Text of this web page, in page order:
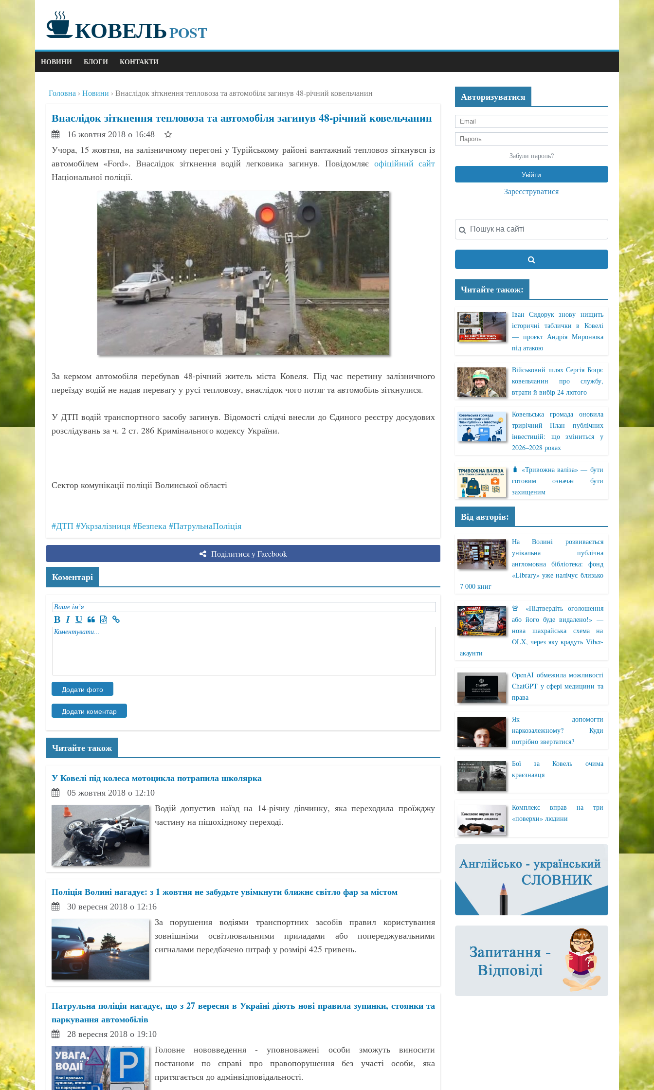
КОВЕЛЬPOST
НОВИНИ БЛОГИ КОНТАКТИ
Головна Новини Внаслідок зіткнення тепловоза та автомобіля загинув 48-річний ковельчанин
Внаслідок зіткнення тепловоза та автомобіля загинув 48-річний ковельчанин
16 жовтня 2018 о 16:48
Учора, 15 жовтня, на залізничному перегоні у Турійському районі вантажний тепловоз зіткнувся із
автомобілем «Ford». Внаслідок зіткнення водій легковика загинув. Повідомляє офіційний сайт
Національної поліції.
За кермом автомобіля перебував 48-річний житель міста Ковеля. Під час перетину залізничного
переїзду водій не надав перевагу у русі тепловозу, внаслідок чого потяг та автомобіль зіткнулися.
У ДТП водій транспортного засобу загинув. Відомості слідчі внесли до Єдиного реєстру досудових
розслідувань за ч. 2 ст. 286 Кримінального кодексу України.
Сектор комунікації поліції Волинської області
#ДТП #Укрзалізниця #Безпека #ПатрульнаПоліція
Поділитися у Facebook
Коментарі
Читайте також
У Ковелі під колеса мотоцикла потрапила школярка
05 жовтня 2018 о 12:10
Водій допустив наїзд на 14-річну дівчинку, яка переходила проїжджу
частину на пішохідному переході.
Поліція Волині нагадує: з 1 жовтня не забудьте увімкнути ближнє світло фар за містом
30 вересня 2018 о 12:16
За порушення водіями транспортних засобів правил користування
зовнішніми освітлювальними приладами або попереджувальними
сигналами передбачено штраф у розмірі 425 гривень.
Патрульна поліція нагадує, що з 27 вересня в Україні діють нові правила зупинки, стоянки та
паркування автомобілів
28 вересня 2018 о 19:10
Головне нововведення - уповноважені особи зможуть виносити
постанови по справі про правопорушення без участі особи, яка
притягається до адмінвідповідальності.
Авторизуватися
Забули пароль?
Зареєструватися
Читайте також:
Іван Сидорук знову нищить
історичні таблички в Ковелі
— проєкт Андрія Миронюка
під атакою
Військовий шлях Сергія Боця:
ковельчанин про службу,
втрати й вибір 24 лютого
Ковельська громада оновила
трирічний План публічних
інвестицій: що зміниться у
2026–2028 роках
🧳 «Тривожна валіза» — бути
готовим означає бути
захищеним
Від авторів:
На Волині розвивається
унікальна публічна
англомовна бібліотека: фонд
«Library» уже налічує близько
7 000 книг
🚨 «Підтвердіть оголошення
або його буде видалено!» —
нова шахрайська схема на
OLX, через яку крадуть Viber-
акаунти
OpenAI обмежила можливості
ChatGPT у сфері медицини та
права
Як допомогти
наркозалежному? Куди
потрібно звертатися?
Бої за Ковель очима
краєзнавця
Комплекс вправ на три
«поверхи» людини